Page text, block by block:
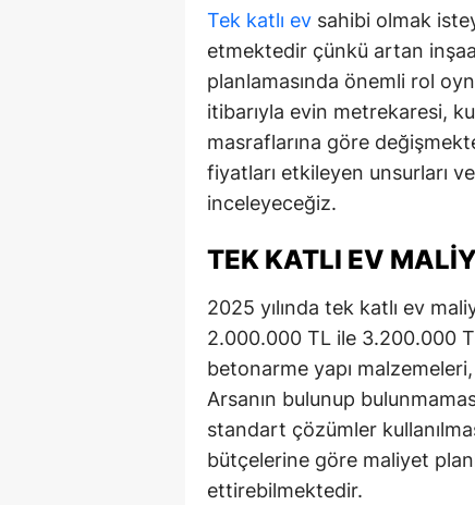
Tek katlı ev sahibi olmak
etmektedir çünkü artan
planlamasında önemli rol
itibarıyla evin metrekaresi,
masraflarına göre
fiyatları etkileyen unsurları
inceleyeceğiz.
TEK KATLI EV
2025 yılında tek katlı ev
2.000.000 TL ile 3.200.000
betonarme yapı
Arsanın bulunup
standart çözümler
bütçelerine göre maliyet
ettirebilmektedir.